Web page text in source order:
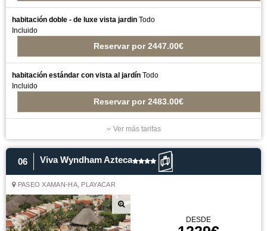
habitación doble - de luxe vista jardin Todo
Incluido
Reservar por 2447.00€
habitación estándar con vista al jardín Todo
Incluido
Reservar por 2483.00€
Ver más tarifas
06 Viva Wyndham Azteca
PASEO XAMAN-HA, PLAYACAR
DESDE